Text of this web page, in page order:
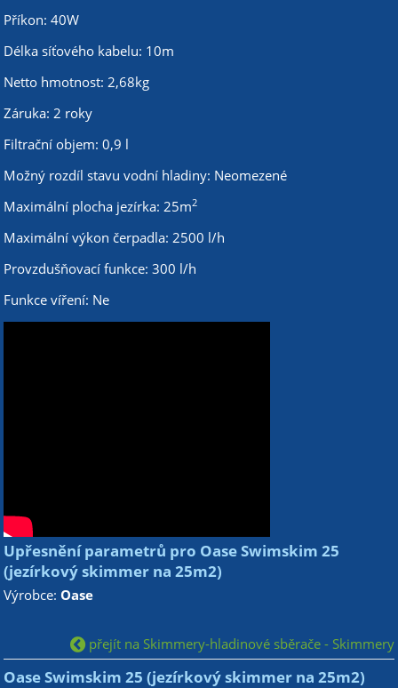
Příkon: 40W
Délka síťového kabelu: 10m
Netto hmotnost: 2,68kg
Záruka: 2 roky
Filtrační objem: 0,9 l
Možný rozdíl stavu vodní hladiny: Neomezené
Maximální plocha jezírka: 25m2
Maximální výkon čerpadla: 2500 l/h
Provzdušňovací funkce: 300 l/h
Funkce víření: Ne
Upřesnění parametrů pro Oase Swimskim 25
(jezírkový skimmer na 25m2)
Výrobce:Oase
přejít na Skimmery-hladinové sběrače - Skimmery
Oase Swimskim 25 (jezírkový skimmer na 25m2)